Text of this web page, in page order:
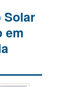
Solar
em